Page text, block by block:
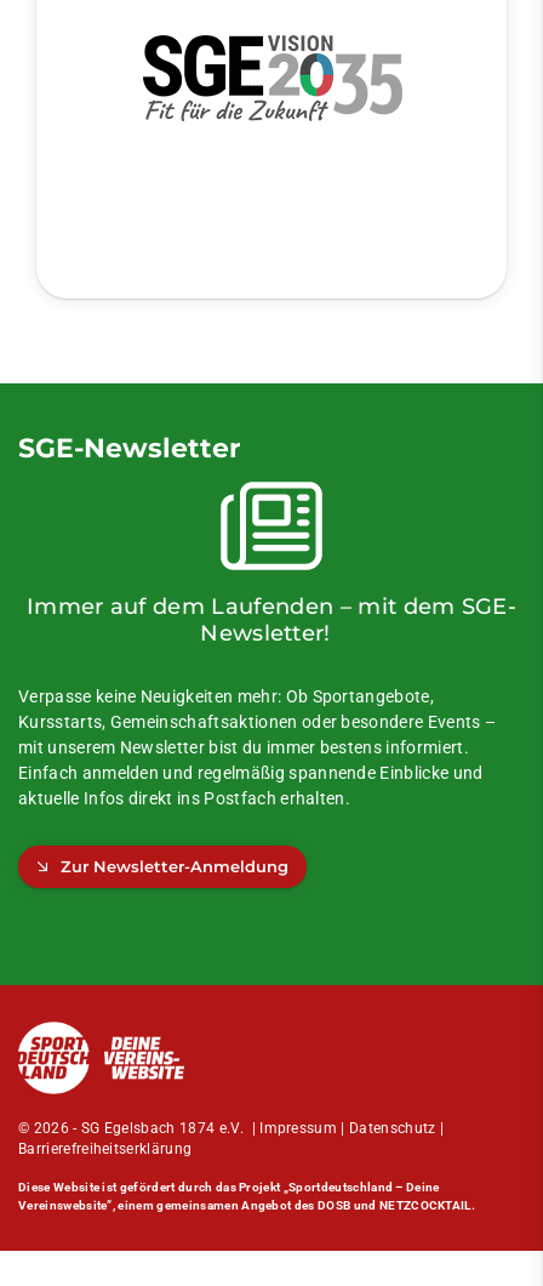
SGE-Newsletter
Immer auf dem Laufenden – mit dem SGE-
Newsletter!
Verpasse keine Neuigkeiten mehr: Ob Sportangebote,
Kursstarts, Gemeinschaftsaktionen oder besondere Events –
mit unserem Newsletter bist du immer bestens informiert.
Einfach anmelden und regelmäßig spannende Einblicke und
aktuelle Infos direkt ins Postfach erhalten.
Zur Newsletter-Anmeldung
© 2026 - SG Egelsbach 1874 e.V. | Impressum Datenschutz
Barrierefreiheitserklärung
Diese Website ist gefördert durch das Projekt„Sportdeutschland – Deine
Vereinswebsite”, einem gemeinsamen Angebot des DOSB und NETZCOCKTAIL.